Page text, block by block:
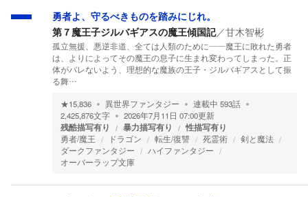
勇者よ、守るべきものを踏みにじれ。
第７魔王子ジルバギアスの魔王傾国記／甘木智彬
孤立無援、悪逆非道、全ては人類のために――魔王に敗れた勇者
は、よりによってその魔王の息子に生まれ変わってしまった。正
体がバレないよう、理想的な魔族の王子・ジルバギアスとして振
る舞…
★15,836 異世界ファンタジー 連載中 593話
2,425,876文字 2026年7月11日 07:00更新
残酷描写有り 暴力描写有り 性描写有り
勇者/魔王 ドラゴン 転生/復讐 死霊術
剣と魔法
ダークファンタジー
ハイファンタジー
オーバーラップ文庫